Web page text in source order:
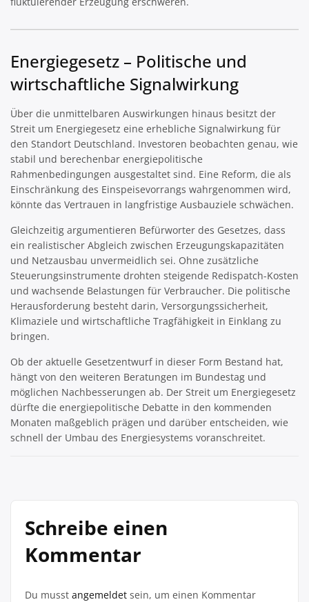
Energiegesetz – Politische und
wirtschaftliche Signalwirkung
Über die unmittelbaren Auswirkungen hinaus besitzt der
Streit um Energiegesetz eine erhebliche Signalwirkung für
den Standort Deutschland. Investoren beobachten genau, wie
stabil und berechenbar energiepolitische
Rahmenbedingungen ausgestaltet sind. Eine Reform, die als
Einschränkung des Einspeisevorrangs wahrgenommen wird,
könnte das Vertrauen in langfristige Ausbauziele schwächen.
Gleichzeitig argumentieren Befürworter des Gesetzes, dass
ein realistischer Abgleich zwischen Erzeugungskapazitäten
und Netzausbau unvermeidlich sei. Ohne zusätzliche
Steuerungsinstrumente drohten steigende Redispatch-Kosten
und wachsende Belastungen für Verbraucher. Die politische
Herausforderung besteht darin, Versorgungssicherheit,
Klimaziele und wirtschaftliche Tragfähigkeit in Einklang zu
bringen.
Ob der aktuelle Gesetzentwurf in dieser Form Bestand hat,
hängt von den weiteren Beratungen im Bundestag und
möglichen Nachbesserungen ab. Der Streit um Energiegesetz
dürfte die energiepolitische Debatte in den kommenden
Monaten maßgeblich prägen und darüber entscheiden, wie
schnell der Umbau des Energiesystems voranschreitet.
Schreibe einen
Kommentar
Du musst angemeldet sein, um einen Kommentar